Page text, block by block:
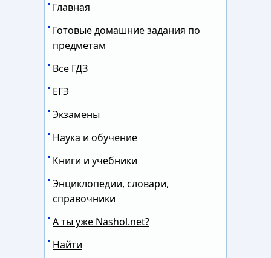
Главная
Готовые домашние задания по
предметам
Все ГДЗ
ЕГЭ
Экзамены
Наука и обучение
Книги и учебники
Энциклопедии, словари,
справочники
А ты уже Nashol.net?
Найти